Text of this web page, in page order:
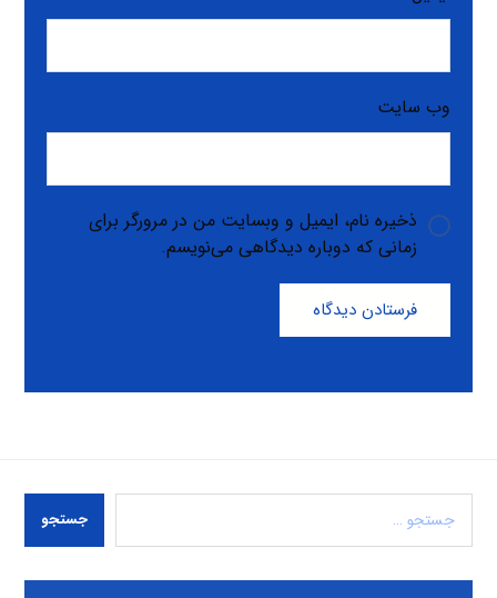
وب‌ سایت
ذخیره نام، ایمیل و وبسایت من در مرورگر برای
زمانی که دوباره دیدگاهی می‌نویسم.
فرستادن دیدگاه
جستجو